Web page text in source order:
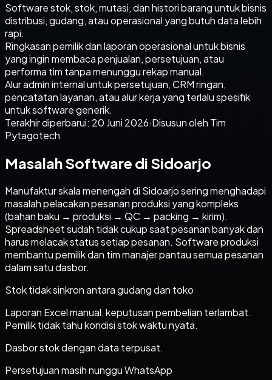
Software stok, stok, mutasi, dan histori barang untuk bisnis
distribusi, gudang, atau operasional yang butuh data lebih
rapi.
Ringkasan pemilik dan laporan operasional untuk bisnis
yang ingin membaca penjualan, persetujuan, atau
performa tim tanpa menunggu rekap manual.
Alur admin internal untuk persetujuan, CRM ringan,
pencatatan layanan, atau alur kerja yang terlalu spesifik
untuk software generik.
Terakhir diperbarui: 20 Juni 2026·Disusun oleh Tim
Pytagotech
Masalah Software di Sidoarjo
Manufaktur skala menengah di Sidoarjo sering menghadapi
masalah pelacakan pesanan produksi yang kompleks
(bahan baku → produksi → QC → packing → kirim).
Spreadsheet sudah tidak cukup saat pesanan banyak dan
harus melacak status setiap pesanan. Software produksi
membantu pemilik dan tim manajer pantau semua pesanan
dalam satu dasbor.
Stok tidak sinkron antara gudang dan toko
Laporan Excel manual, keputusan pembelian terlambat.
Pemilik tidak tahu kondisi stok waktu nyata.
Dasbor stok dengan data terpusat.
Persetujuan masih nunggu WhatsApp